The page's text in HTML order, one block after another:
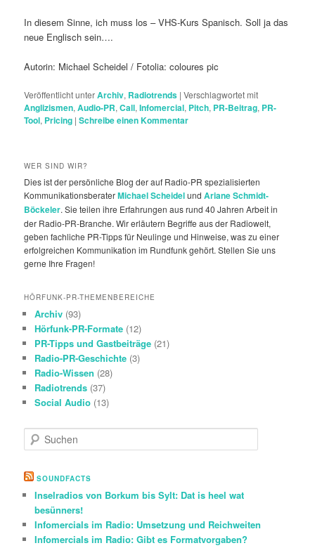
In diesem Sinne, ich muss los – VHS-Kurs Spanisch. Soll ja das
neue Englisch sein….
Autorin: Michael Scheidel / Fotolia: coloures pic
Veröffentlicht unterArchiv, Radiotrends |Verschlagwortet mit
Anglizismen,Audio-PR,Call,Infomercial, Pitch, PR-Beitrag, PR-
Tool, Pricing |Schreibe einen Kommentar
WER SIND WIR?
Dies ist der persönliche Blog der auf Radio-PR spezialisierten
KommunikationsberaterMichael ScheidelundAriane Schmidt-
Böckeler. Sie teilen ihre Erfahrungen aus rund 40 Jahren Arbeit in
der Radio-PR-Branche. Wir erläutern Begriffe aus der Radiowelt,
geben fachliche PR-Tipps für Neulinge und Hinweise, was zu einer
erfolgreichen Kommunikation im Rundfunk gehört. Stellen Sie uns
gerne Ihre Fragen!
HÖRFUNK-PR-THEMENBEREICHE
Archiv (93)
Hörfunk-PR-Formate (12)
PR-Tipps und Gastbeiträge (21)
Radio-PR-Geschichte (3)
Radio-Wissen (28)
Radiotrends (37)
Social Audio (13)
u
h
SOUNDFACTS
Inselradios von Borkum bis Sylt: Dat is heel wat
besünners!
Infomercials im Radio: Umsetzung und Reichweiten
Infomercials im Radio: Gibt es Formatvorgaben?